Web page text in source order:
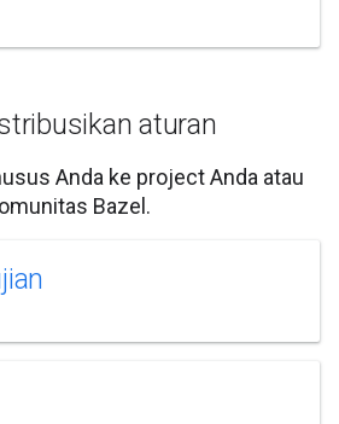
aturan
Anda ke project Anda atau
Bazel.